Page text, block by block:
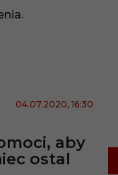
04.07.2020, 16:30
aby
ostal